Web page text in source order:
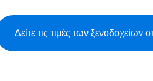
Δείτε τις τιμές των